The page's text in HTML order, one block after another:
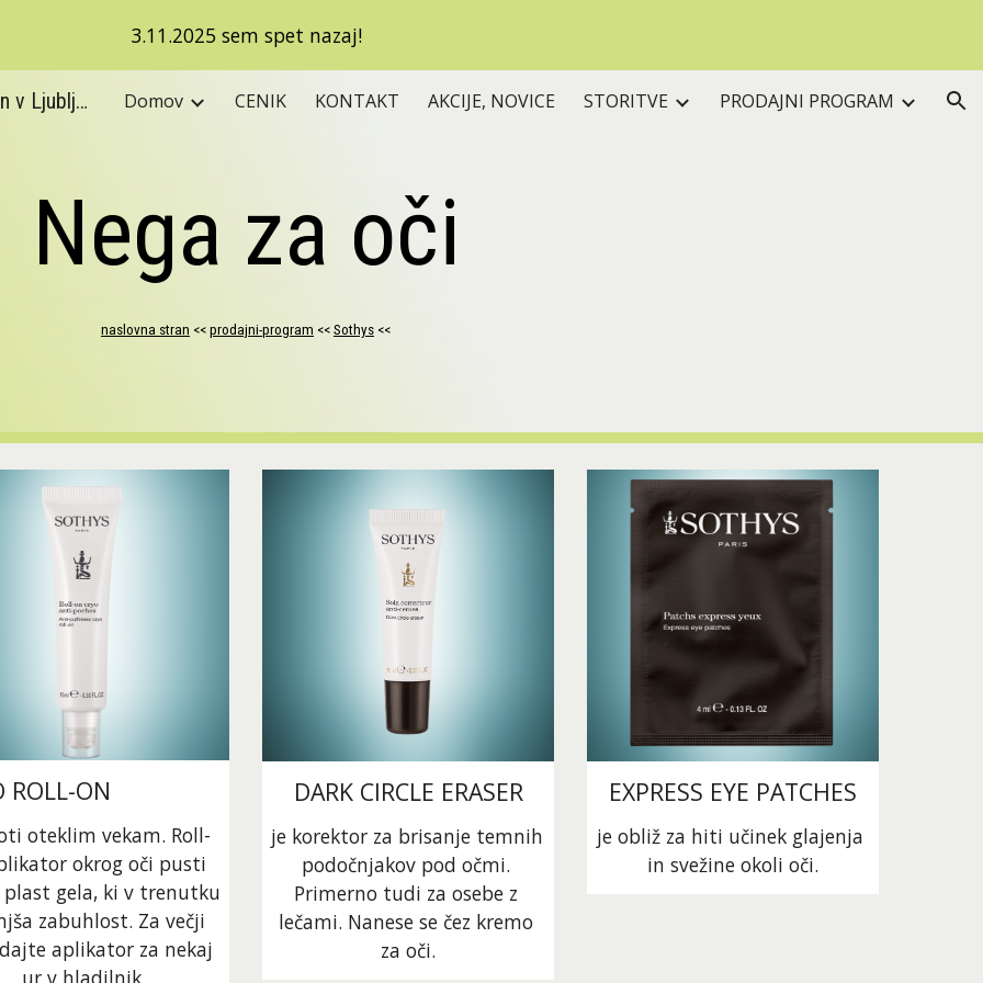
to main content3.11.2025 sem spet nazaj!
SIA: 041 24 33 25, Kozmetični salon v Ljubljani, Vodnikova 4, Ljubljana ŠIŠKA, brazilska depilacija, depilacija nog, epilacija, nega obraza, pedikura, manikura, diamantni piling, mikrodermabrazija, piling, IPL+RF Laser, AQUAPEEL, SOTHYS, Aikon, Peclavus, Footlogix, frakcionirana radiofrekvenca, RF, antiage, pomlajevanje, nekirurški lifting, odstranjevanje gub , brazgotin in strij, pudri, Hesito pudri, oblikovanje obrvi, barvanje obrvi, barvanje trepalnic, lakiranje nohtov, parafinska obloga, depilacija nog, depilacija rok, lasersko odstranjevanje glivic na nohtih, microneedling, Saša Javh Domov CENIK KONTAKT AKCIJE, NOVICE STORITVE PRODAJNI PROGRAM
Nega za oči
naslovna stran << prodajni-program << Sothys <<
ROLL-ON
oteklim vekam. Roll-
okrog oči pusti
gela, ki v trenutku
zabuhlost. Za večji
aplikator za nekaj
DARK CIRCLE ERASER
je korektor za brisanje temnih
podočnjakov pod očmi.
Primerno tudi za osebe z
lečami. Nanese se čez kremo
za oči.
EXPRESS EYE PATCHES
je obliž za hiti učinek glajenja
in svežine okoli oči.